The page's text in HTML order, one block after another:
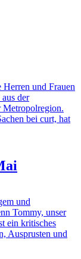
und Frauen
der
Metropolregion.
bei curt, hat
und
Tommy, unser
ein kritisches
Ausprusten und